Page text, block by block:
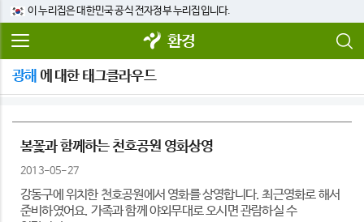
이 누리집은 대한민국 공식 전자정부 누리집입니다.
환경
광해 에 대한 태그클라우드
봄꽃과 함께하는 천호공원 영화상영
2013-05-27
강동구에 위치한 천호공원에서 영화를 상영합니다. 최근영화로 해서
준비하였어요. 가족과 함께 야외무대로 오시면 관람하실 수